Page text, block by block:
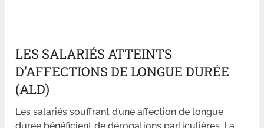
LES SALARIÉS ATTEINTS
D’AFFECTIONS DE LONGUE DURÉE
(ALD)
Les salariés souffrant d’une affection de longue